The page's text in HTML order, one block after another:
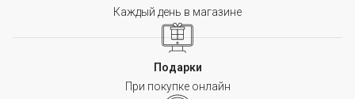
Каждый день в магазине
Подарки
При покупке онлайн